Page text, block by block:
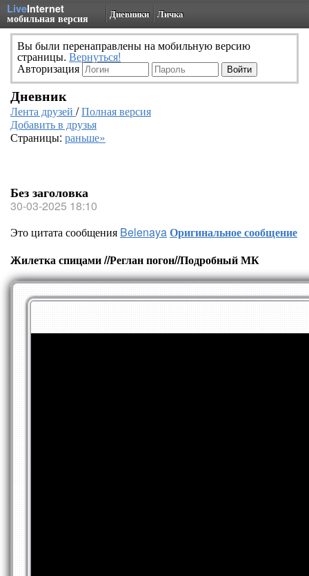
LiveInternet
мобильная версия Дневники Личка
Вы были перенаправлены на мобильную версию
страницы. Вернуться!
Авторизация
Дневник
Лента друзей /Полная версия
Добавить в друзья
Страницы: раньше»
Без заголовка
30-03-2025 18:10
Это цитата сообщения BelenayaОригинальное сообщение
Жилетка спицами //Реглан погон//Подробный МК